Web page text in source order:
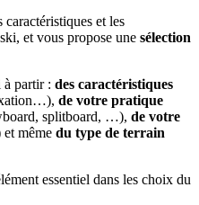
et les
et vous propose une sélection
à partir : des caractéristiques
de votre pratique
splitboard, …), de votre
même du type de terrain
essentiel dans les choix du